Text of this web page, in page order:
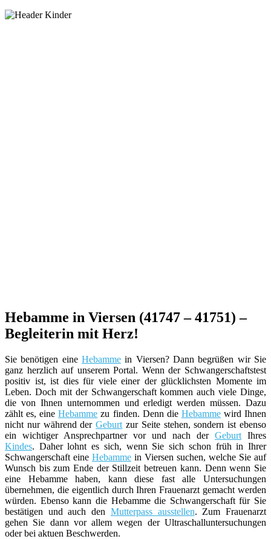
Hebamme in Viersen (41747 – 41751) –
Begleiterin mit Herz!
Sie benötigen eine Hebamme in Viersen? Dann begrüßen wir Sie
ganz herzlich auf unserem Portal. Wenn der Schwangerschaftstest
positiv ist, ist dies für viele einer der glücklichsten Momente im
Leben. Doch mit der Schwangerschaft kommen auch viele Dinge,
die von Ihnen unternommen und erledigt werden müssen. Dazu
zählt es, eineHebamme zu finden. Denn die Hebammewird Ihnen
nicht nur während derGeburt zur Seite stehen, sondern ist ebenso
ein wichtiger Ansprechpartner vor und nach der Geburt Ihres
Kindes. Daher lohnt es sich, wenn Sie sich schon früh in Ihrer
Schwangerschaft eine Hebamme in Viersen suchen, welche Sie auf
Wunsch bis zum Ende der Stillzeit betreuen kann. Denn wenn Sie
eine Hebamme haben, kann diese fast alle Untersuchungen
übernehmen, die eigentlich durch Ihren Frauenarzt gemacht werden
würden. Ebenso kann die Hebamme die Schwangerschaft für Sie
bestätigen und auch den Mutterpass ausstellen. Zum Frauenarzt
gehen Sie dann vor allem wegen der Ultraschalluntersuchungen
oder bei aktuen Beschwerden.